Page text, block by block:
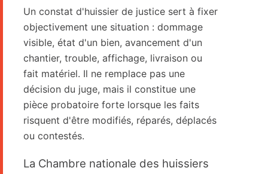
Un constat d'huissier de justice sert à fixer
objectivement une situation : dommage
visible, état d'un bien, avancement d'un
chantier, trouble, affichage, livraison ou
fait matériel. Il ne remplace pas une
décision du juge, mais il constitue une
pièce probatoire forte lorsque les faits
risquent d'être modifiés, réparés, déplacés
ou contestés.
La Chambre nationale des huissiers